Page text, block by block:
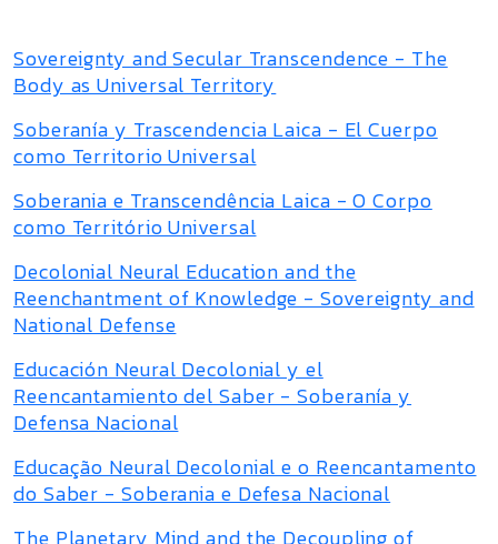
Sovereignty and Secular Transcendence - The
Body as Universal Territory
Soberanía y Trascendencia Laica - El Cuerpo
como Territorio Universal
Soberania e Transcendência Laica - O Corpo
como Território Universal
Decolonial Neural Education and the
Reenchantment of Knowledge - Sovereignty and
National Defense
Educación Neural Decolonial y el
Reencantamiento del Saber - Soberanía y
Defensa Nacional
Educação Neural Decolonial e o Reencantamento
do Saber - Soberania e Defesa Nacional
The Planetary Mind and the Decoupling of